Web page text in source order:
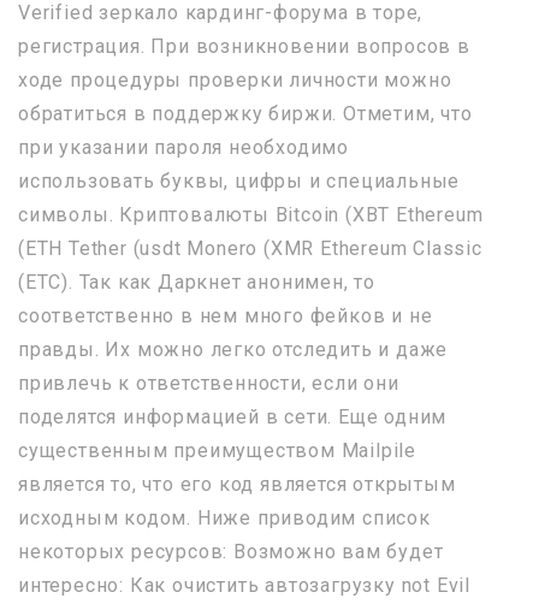
Verified зеркало кардинг-форума в торе,
регистрация. При возникновении вопросов в
ходе процедуры проверки личности можно
обратиться в поддержку биржи. Отметим, что
при указании пароля необходимо
использовать буквы, цифры и специальные
символы. Криптовалюты Bitcoin (XBT Ethereum
(ETH Tether (usdt Monero (XMR Ethereum Classic
(ETC). Так как Даркнет анонимен, то
соответственно в нем много фейков и не
правды. Их можно легко отследить и даже
привлечь к ответственности, если они
поделятся информацией в сети. Еще одним
существенным преимуществом Mailpile
является то, что его код является открытым
исходным кодом. Ниже приводим список
некоторых ресурсов: Возможно вам будет
интересно: Как очистить автозагрузку not Evil